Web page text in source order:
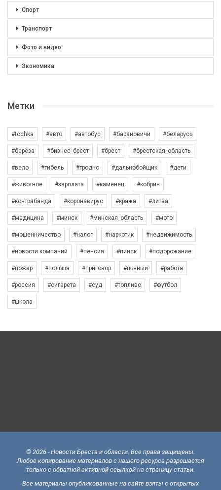
Спорт
Транспорт
Фото и видео
Экономика
Метки
#tochka #авто #автобус #барановичи #беларусь
#берёза #бизнес_брест #брест #брестская_область
#вело #гибель #гродно #дальнобойщик #дети
#животное #зарплата #каменец #кобрин
#контрабанда #коронавирус #кража #литва
#медицина #минск #минская_область #мото
#мошенничество #налог #наркотик #недвижимость
#новости компаний #пенсия #пинск #подорожание
#пожар #польша #приговор #пьяный #работа
#россия #сигарета #суд #топливо #футбол
#школа
© 2026 - Новости Бреста и области. Все права защищены.
Любое копирование материалов с нашего ресурса разрешается
только с обратной активной ссылкой на страницу статьи.
Все материалы опубликованные на сайте взяты с открытых